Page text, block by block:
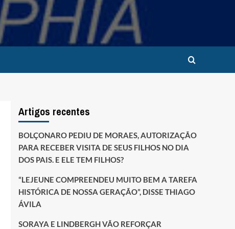
Artigos recentes
BOLÇONARO PEDIU DE MORAES, AUTORIZAÇÃO
PARA RECEBER VISITA DE SEUS FILHOS NO DIA
DOS PAIS. E ELE TEM FILHOS?
“LEJEUNE COMPREENDEU MUITO BEM A TAREFA
HISTÓRICA DE NOSSA GERAÇÃO”, DISSE THIAGO
ÁVILA
SORAYA E LINDBERGH VÃO REFORÇAR